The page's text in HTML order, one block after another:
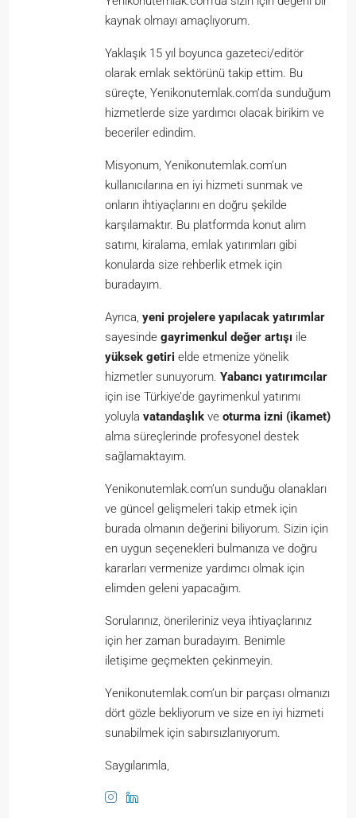
kaynak olmayı amaçlıyorum.
Yaklaşık 15 yıl boyunca gazeteci/editör
olarak emlak sektörünü takip ettim. Bu
süreçte, Yenikonutemlak.com’da sunduğum
hizmetlerde size yardımcı olacak birikim ve
beceriler edindim.
Misyonum, Yenikonutemlak.com’un
kullanıcılarına en iyi hizmeti sunmak ve
onların ihtiyaçlarını en doğru şekilde
karşılamaktır. Bu platformda konut alım
satımı, kiralama, emlak yatırımları gibi
konularda size rehberlik etmek için
buradayım.
Ayrıca, yeni projelere yapılacak yatırımlar
sayesinde gayrimenkul değer artışı ile
yüksek getiri elde etmenize yönelik
hizmetler sunuyorum. Yabancı yatırımcılar
için ise Türkiye’de gayrimenkul yatırımı
yoluyla vatandaşlık ve oturma izni (ikamet)
alma süreçlerinde profesyonel destek
sağlamaktayım.
Yenikonutemlak.com’un sunduğu olanakları
ve güncel gelişmeleri takip etmek için
burada olmanın değerini biliyorum. Sizin için
en uygun seçenekleri bulmanıza ve doğru
kararları vermenize yardımcı olmak için
elimden geleni yapacağım.
Sorularınız, önerileriniz veya ihtiyaçlarınız
için her zaman buradayım. Benimle
iletişime geçmekten çekinmeyin.
Yenikonutemlak.com’un bir parçası olmanızı
dört gözle bekliyorum ve size en iyi hizmeti
sunabilmek için sabırsızlanıyorum.
Saygılarımla,